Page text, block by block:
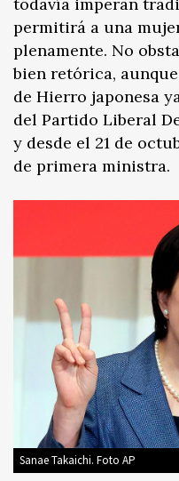
todavía imperan
permitirá a una
plenamente. No
bien retórica,
de Hierro japonesa
del Partido Liberal
y desde el 21 de
de primera ministra.
Sanae Takaichi. Foto AP